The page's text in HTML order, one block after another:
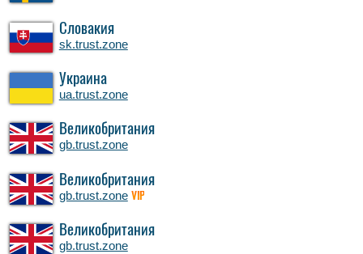
Словакия
sk.trust.zone
Украина
ua.trust.zone
Великобритания
gb.trust.zone
Великобритания
gb.trust.zone VIP
Великобритания
gb.trust.zone